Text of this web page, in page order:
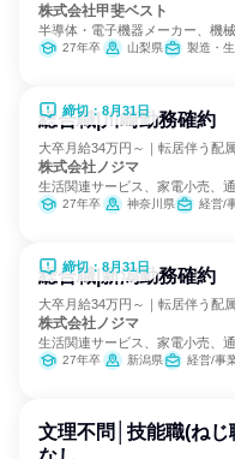
株式会社甲斐ベスト
半導体・電子機器メーカー、機
27年卒 山梨県 製造・
締切：8月31日
総合職|川崎勤務確約
大卒月給34万円～｜転居伴う配
株式会社ノジマ
生活関連サービス、家電小売、
27年卒 神奈川県 経営/
締切：8月31日
総合職|新潟勤務確約
大卒月給34万円～｜転居伴う配
株式会社ノジマ
生活関連サービス、家電小売、
27年卒 新潟県 経営/事
文理不問│技能職(ね